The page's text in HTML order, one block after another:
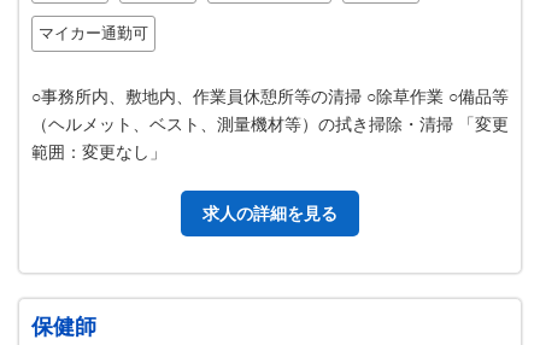
マイカー通勤可
○事務所内、敷地内、作業員休憩所等の清掃 ○除草作業 ○備品等
（ヘルメット、ベスト、測量機材等）の拭き掃除・清掃 「変更
範囲：変更なし」
求人の詳細を見る
保健師